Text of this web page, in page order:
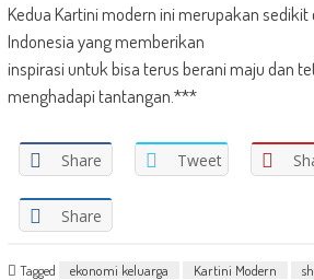
Kedua Kartini modern ini merupakan
Indonesia yang memberikan
inspirasi untuk bisa terus berani maju dan
menghadapi tantangan.***
Share Tweet
Share
Tagged ekonomi keluarga Kartini Modern